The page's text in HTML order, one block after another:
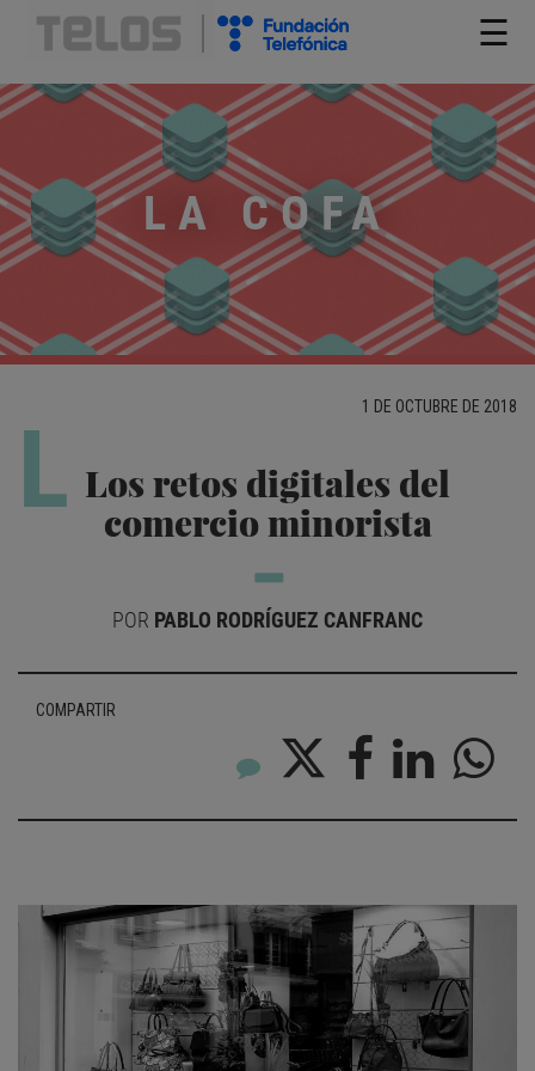
☰
LA COFA
1 DE OCTUBRE DE 2018
L Los retos digitales del
comercio minorista
POR PABLO RODRÍGUEZ CANFRANC
COMPARTIR